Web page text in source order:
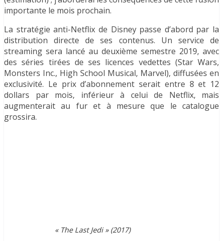
importante le mois prochain.
La stratégie anti-Netflix de Disney passe d’abord par la
distribution directe de ses contenus. Un service de
streaming sera lancé au deuxième semestre 2019, avec
des séries tirées de ses licences vedettes (Star Wars,
Monsters Inc., High School Musical, Marvel), diffusées en
exclusivité. Le prix d’abonnement serait entre 8 et 12
dollars par mois, inférieur à celui de Netflix, mais
augmenterait au fur et à mesure que le catalogue
grossira.
« The Last Jedi » (2017)